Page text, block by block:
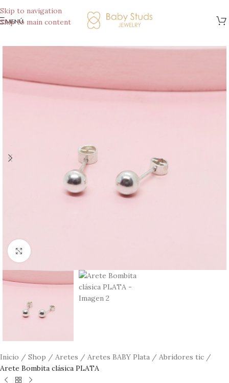
Skip to navigation
Skip to main content
menú
Clic para ampliar
Inicio / Shop / Aretes / Aretes BABY Plata / Abridores tic /
Arete Bombita clásica PLATA